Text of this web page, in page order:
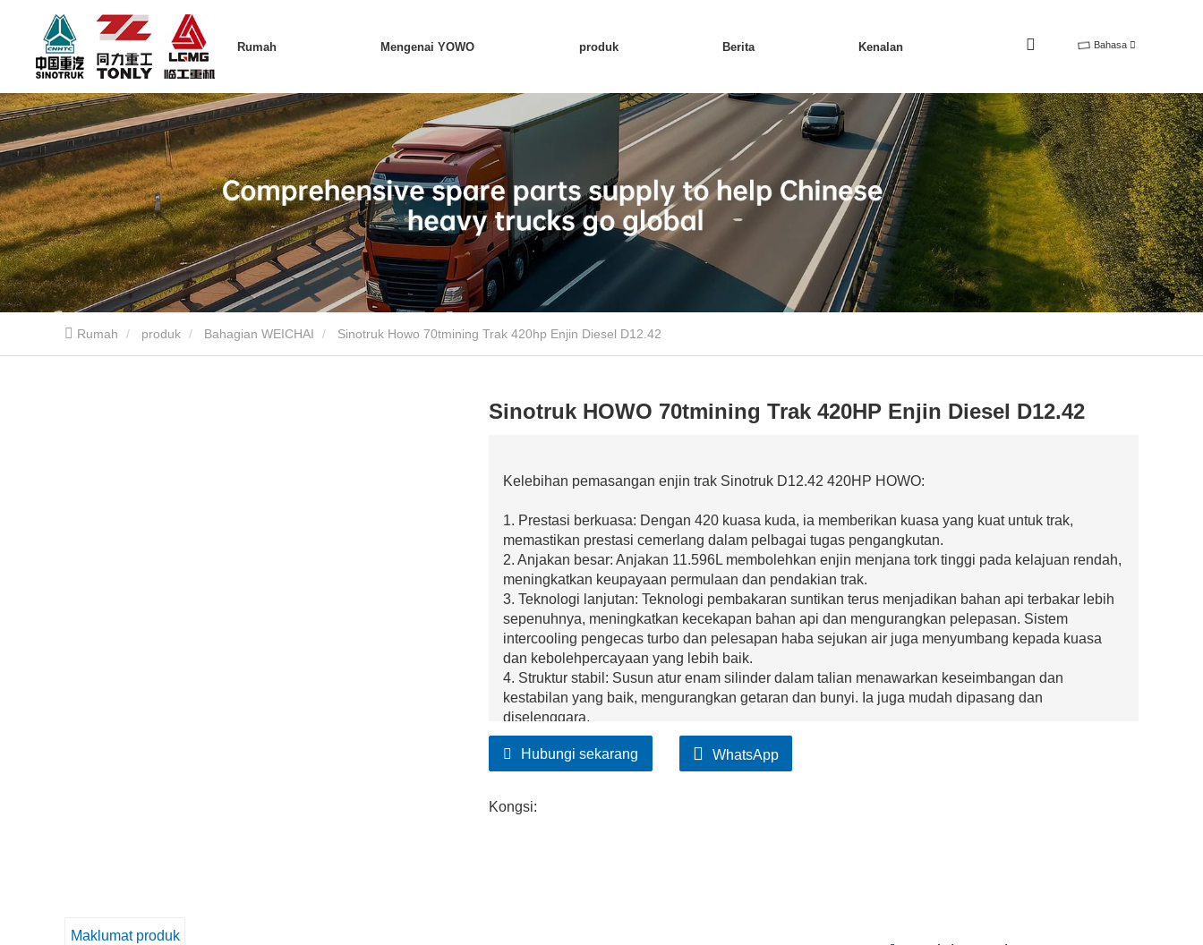
Rumah Mengenai YOWO produk Berita Kenalan Bahasa
Rumah produk Bahagian WEICHAI Sinotruk Howo 70tmining Trak 420hp Enjin Diesel D12.42
Sinotruk HOWO 70tmining Trak 420HP Enjin Diesel D12.42
Kelebihan pemasangan enjin trak Sinotruk D12.42 420HP HOWO:
1. Prestasi berkuasa: Dengan 420 kuasa kuda, ia memberikan kuasa yang kuat untuk trak,
memastikan prestasi cemerlang dalam pelbagai tugas pengangkutan.
2. Anjakan besar: Anjakan 11.596L membolehkan enjin menjana tork tinggi pada kelajuan rendah,
meningkatkan keupayaan permulaan dan pendakian trak.
3. Teknologi lanjutan: Teknologi pembakaran suntikan terus menjadikan bahan api terbakar lebih
sepenuhnya, meningkatkan kecekapan bahan api dan mengurangkan pelepasan. Sistem
intercooling pengecas turbo dan pelesapan haba sejukan air juga menyumbang kepada kuasa
dan kebolehpercayaan yang lebih baik.
4. Struktur stabil: Susun atur enam silinder dalam talian menawarkan keseimbangan dan
kestabilan yang baik, mengurangkan getaran dan bunyi. Ia juga mudah dipasang dan
diselenggara.
5. Bahagian berkualiti tinggi: Komponen enjin diperbuat daripada bahan berkualiti tinggi dan
dihasilkan dengan proses lanjutan, memastikan ketahanan dan kebolehpercayaan.
6. Keserasian yang kuat: Direka khusus untuk trak HOWO, ia mempunyai keserasian yang sangat
7. Aplikasi serba boleh: Sesuai untuk pelbagai senario pengangkutan, menyediakan
Hubungi sekarang WhatsApp
Kongsi:
Maklumat produk